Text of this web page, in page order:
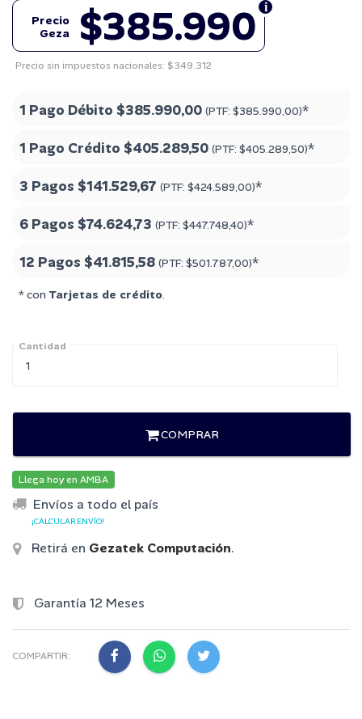
$385.990
Precio
Geza
Precio sin impuestos nacionales: $349.312
1 Pago Débito $385.990,00 (PTF: $385.990,00)*
1 Pago Crédito $405.289,50 (PTF: $405.289,50)*
3 Pagos $141.529,67 (PTF: $424.589,00)*
6 Pagos $74.624,73 (PTF: $447.748,40)*
12 Pagos $41.815,58 (PTF: $501.787,00)*
* con Tarjetas de crédito.
Cantidad
COMPRAR
Llega hoy en AMBA
Envíos a todo el país
¡CALCULAR ENVÍO!
Retirá en Gezatek Computación.
Garantía 12 Meses
COMPARTIR: